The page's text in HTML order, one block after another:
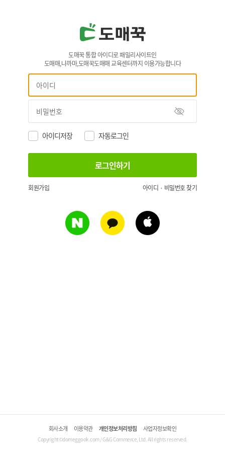
도매꾹 통합 아이디로 패밀리사이트인
도매매,나까마,도매꾹도매매 교육센터까지 이용가능합니다
아이디저장 자동로그인
회원가입 아이디 · 비밀번호 찾기
회사소개 이용약관 개인정보처리방침 사업자정보확인
Copyright©domeggook.com / G&G Commerce, Ltd. All rights reserved.